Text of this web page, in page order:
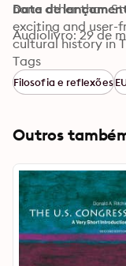
none other than
exciting and user-
cultural history in
touchstones of
Bill of Rights to
Dick to The
stirring and
Data de
Audiolivro: 29 de
Tags
Filosofia e reflexões
Outros